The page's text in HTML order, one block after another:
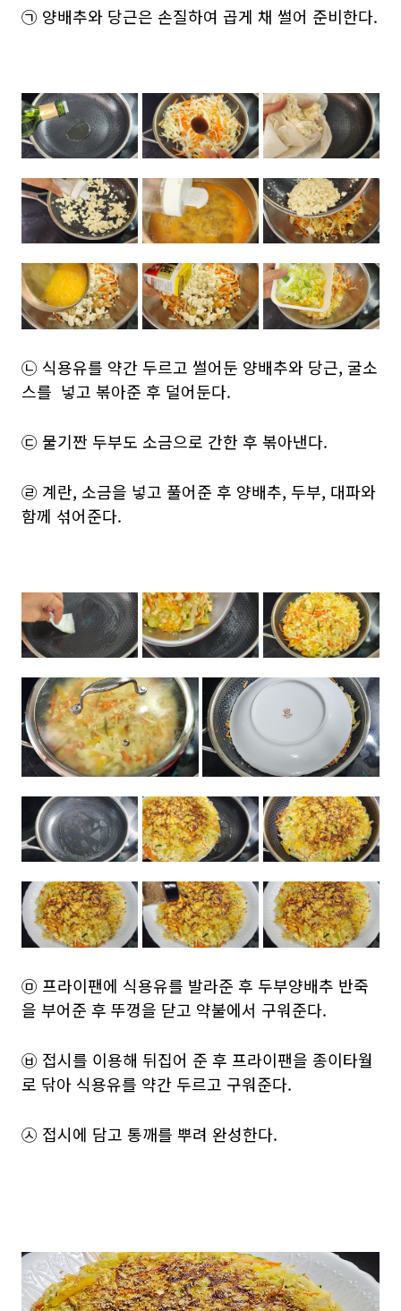
㉠ 양배추와 당근은 손질하여 곱게 채 썰어 준비한다.
㉡ 식용유를 약간 두르고 썰어둔 양배추와 당근, 굴소
스를 넣고 볶아준 후 덜어둔다.
㉢ 물기짠 두부도 소금으로 간한 후 볶아낸다.
㉣ 계란, 소금을 넣고 풀어준 후 양배추, 두부, 대파와
함께 섞어준다.
㉤ 프라이팬에 식용유를 발라준 후 두부양배추 반죽
을 부어준 후 뚜껑을 닫고 약불에서 구워준다.
㉥ 접시를 이용해 뒤집어 준 후 프라이팬을 종이타월
로 닦아 식용유를 약간 두르고 구워준다.
㉦ 접시에 담고 통깨를 뿌려 완성한다.